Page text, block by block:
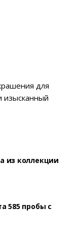
для
изысканный
из коллекции
585 пробы с